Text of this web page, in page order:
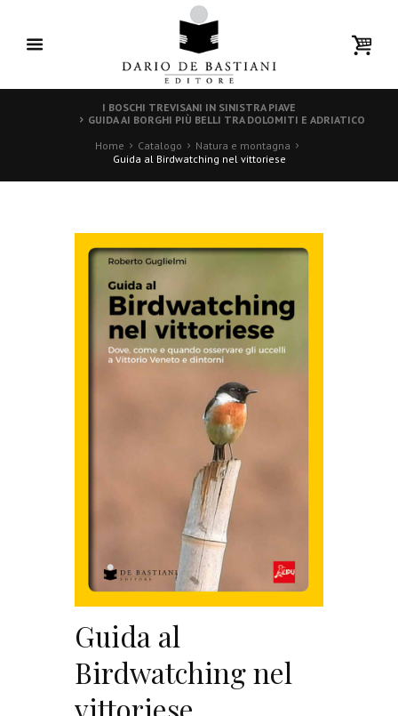
I BOSCHI TREVISANI IN SINISTRA PIAVE
GUIDA AI BORGHI PIÙ BELLI TRA DOLOMITI E ADRIATICO
Home
Catalogo
Natura e montagna
Guida al Birdwatching nel vittoriese
Guida al
Birdwatching nel